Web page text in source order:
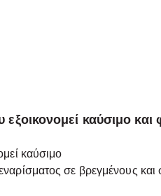
εξοικονομεί καύσιμο
καύσιμο
σε βρεγμένους